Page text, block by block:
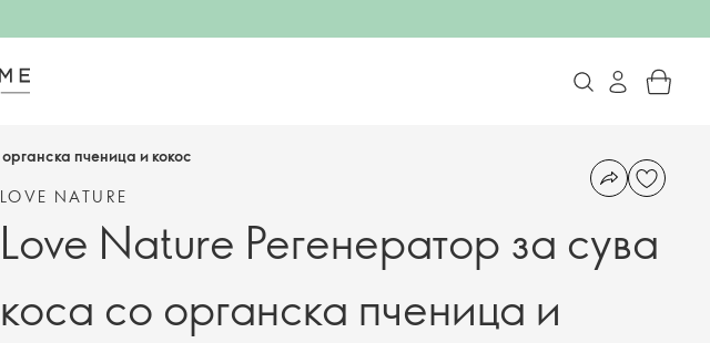
пченица и кокос
LOVE NATURE
Love Nature Регенератор за сува
коса со органска пченица и